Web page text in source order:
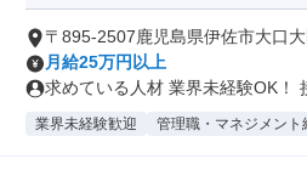
〒895-2507鹿児島県伊佐市大口大
月給25万円以上
求めている人材 業界未経験OK！
業界未経験歓迎 管理職・マネジメント